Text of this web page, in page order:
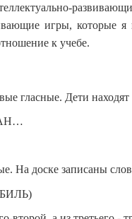
игры,
к учебе.
гласные. Дети
новые. На доске
БИЛЬ)